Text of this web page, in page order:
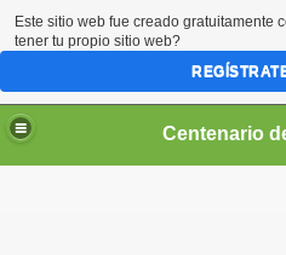
Este sitio web fue creado gratuitamente
tener tu propio sitio web?